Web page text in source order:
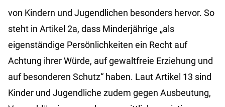
von Kindern und Jugendlichen besonders hervor. So
steht in Artikel 2a, dass Minderjährige „als
eigenständige Persönlichkeiten ein Recht auf
Achtung ihrer Würde, auf gewaltfreie Erziehung und
auf besonderen Schutz“ haben. Laut Artikel 13 sind
Kinder und Jugendliche zudem gegen Ausbeutung,